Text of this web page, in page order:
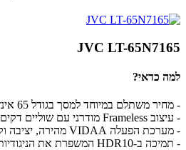
JVC LT-65N7165
למה כדאי?
- מחיר משתלם במיוחד למסך בגודל 65 אינץ'.
- עיצוב Frameless מודרני עם שוליים דקים מאוד למראה נקי.
- מערכת הפעלה VIDAA מהירה, יציבה וקלה מאוד לניווט.
- תמיכה ב-HDR10 המשפרת את הניגודיות והצבעים בתכנים נתמכים.